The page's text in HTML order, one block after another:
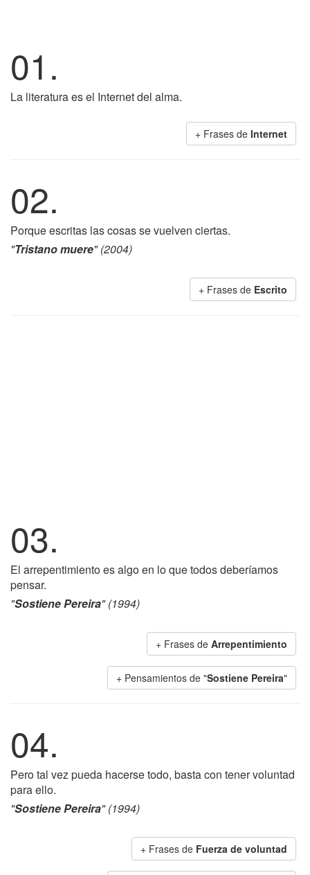
01.
La literatura es el Internet del alma.
+ Frases de Internet
02.
Porque escritas las cosas se vuelven ciertas.
"Tristano muere" (2004)
+ Frases de Escrito
03.
El arrepentimiento es algo en lo que todos deberíamos
pensar.
"Sostiene Pereira" (1994)
+ Frases de Arrepentimiento
+ Pensamientos de "Sostiene Pereira"
04.
Pero tal vez pueda hacerse todo, basta con tener voluntad
para ello.
"Sostiene Pereira" (1994)
+ Frases de Fuerza de voluntad